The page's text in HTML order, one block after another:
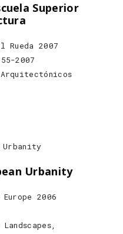
Superior
2007
2007
Urbanity
Europe 2006